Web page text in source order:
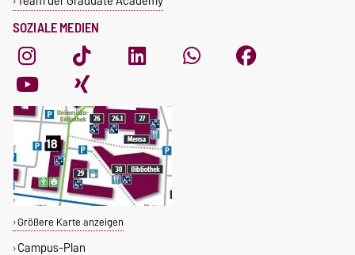
SOZIALE MEDIEN
Größere Karte anzeigen
Campus-Plan